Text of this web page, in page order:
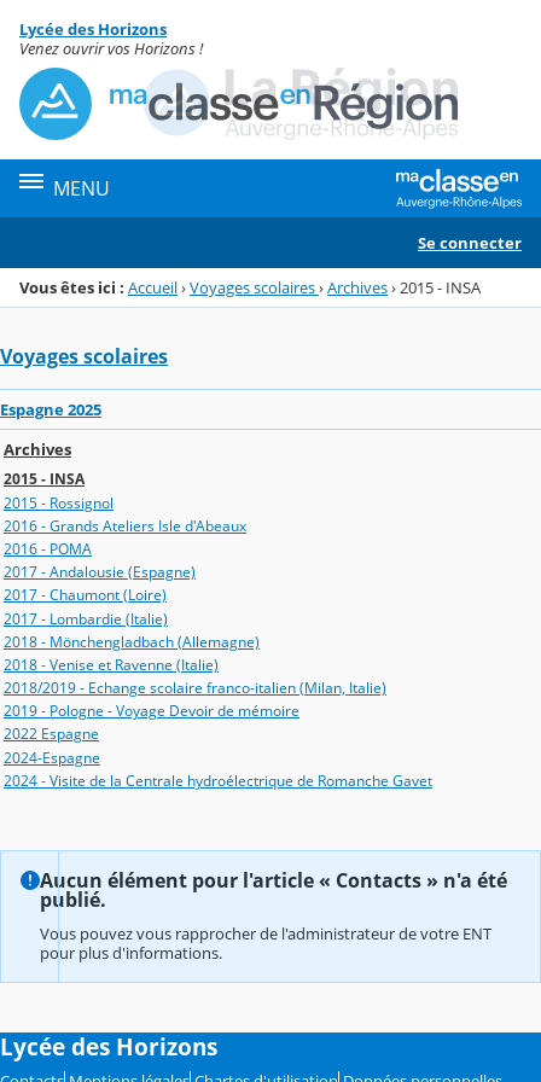
Menu de la rubrique
Contenu
Lycée des Horizons
Venez ouvrir vos Horizons !
MENU
Se connecter
Vous êtes ici : Accueil›Voyages scolaires›Archives› 2015 - INSA
Voyages scolaires
Espagne 2025
Archives
2015 - INSA
2015 - Rossignol
2016 - Grands Ateliers Isle d'Abeaux
2016 - POMA
2017 - Andalousie (Espagne)
2017 - Chaumont (Loire)
2017 - Lombardie (Italie)
2018 - Mönchengladbach (Allemagne)
2018 - Venise et Ravenne (Italie)
2018/2019 - Echange scolaire franco-italien (Milan, Italie)
2019 - Pologne - Voyage Devoir de mémoire
2022 Espagne
2024-Espagne
2024 - Visite de la Centrale hydroélectrique de Romanche Gavet
Aucun élément pour l'article « Contacts » n'a été
publié.
Vous pouvez vous rapprocher de l'administrateur de votre ENT
pour plus d'informations.
Lycée des Horizons